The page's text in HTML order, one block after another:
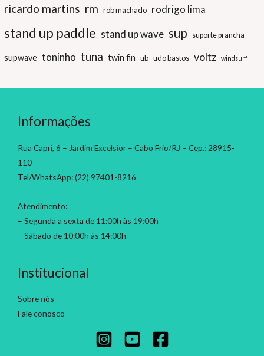
ricardo martins rm rob machado rodrigo lima
stand up paddle stand up wave sup suporte prancha
supwave toninho tuna twin fin ub udo bastos voltz windsurf
Informações
Rua Capri, 6 – Jardim Excelsior – Cabo Frio/RJ – Cep.: 28915-
110
Tel/WhatsApp: (22) 97401-8216
Atendimento:
– Segunda a sexta de 11:00h às 19:00h
– Sábado de 10:00h às 14:00h
Institucional
Sobre nós
Fale conosco